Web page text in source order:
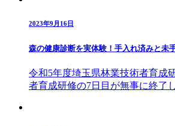
2023年9月16日
森の健康診断を実体験！手入れ済みと未
令和5年度埼玉県林業技術者育成
者育成研修の7日目が無事に終了